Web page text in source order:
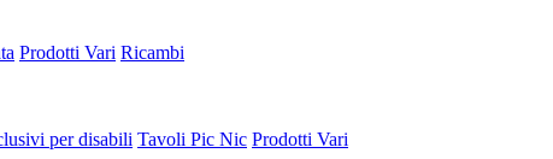
Prodotti Vari Ricambi
per disabili Tavoli Pic Nic Prodotti Vari